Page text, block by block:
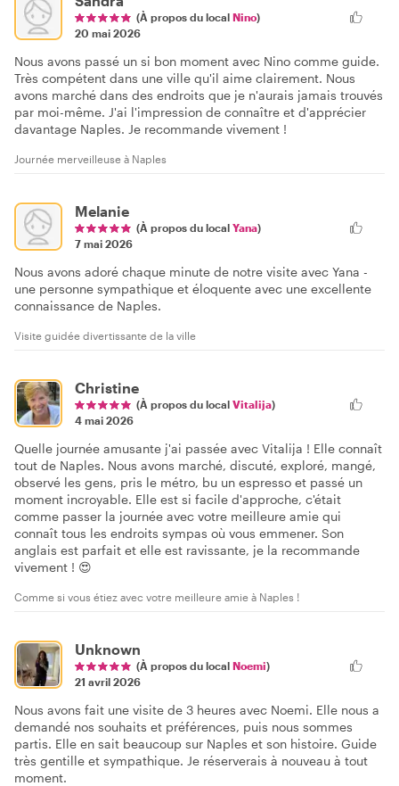
(À propos du local Nino)
20 mai 2026
Nous avons passé un si bon moment avec Nino comme guide.
Très compétent dans une ville qu'il aime clairement. Nous
avons marché dans des endroits que je n'aurais jamais trouvés
par moi-même. J'ai l'impression de connaître et d'apprécier
davantage Naples. Je recommande vivement !
Journée merveilleuse à Naples
Melanie
(À propos du local Yana)
7 mai 2026
Nous avons adoré chaque minute de notre visite avec Yana -
une personne sympathique et éloquente avec une excellente
connaissance de Naples.
Visite guidée divertissante de la ville
Christine
(À propos du local Vitalija)
4 mai 2026
Quelle journée amusante j'ai passée avec Vitalija ! Elle connaît
tout de Naples. Nous avons marché, discuté, exploré, mangé,
observé les gens, pris le métro, bu un espresso et passé un
moment incroyable. Elle est si facile d'approche, c'était
comme passer la journée avec votre meilleure amie qui
connaît tous les endroits sympas où vous emmener. Son
anglais est parfait et elle est ravissante, je la recommande
vivement ! 😍
Comme si vous étiez avec votre meilleure amie à Naples !
Unknown
(À propos du local Noemi)
21 avril 2026
Nous avons fait une visite de 3 heures avec Noemi. Elle nous a
demandé nos souhaits et préférences, puis nous sommes
partis. Elle en sait beaucoup sur Naples et son histoire. Guide
très gentille et sympathique. Je réserverais à nouveau à tout
moment.